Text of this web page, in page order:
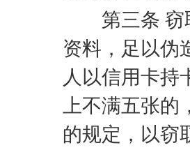
第三条 窃取
资料，足以伪
人以信用卡持
上不满五张
的规定，以窃